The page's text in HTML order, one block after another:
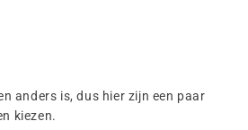
anders is, dus hier zijn een paar
kiezen.